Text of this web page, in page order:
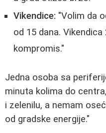
Vikendice: "Volim da
od 15 dana.
kompromis."
Jedna osoba sa
minuta kolima do
i zelenilu, a nemam
od gradske energije."